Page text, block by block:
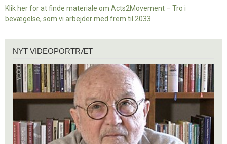
Klik her for at finde materiale om Acts2Movement – Tro i
bevægelse, som vi arbejder med frem til 2033.
videoportræt
NYT VIDEOPORTRÆT